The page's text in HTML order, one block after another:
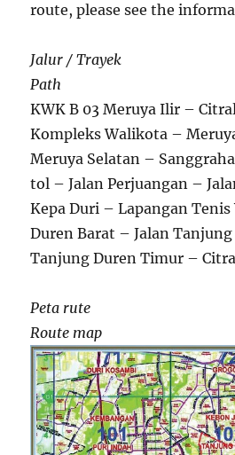
route, please see the
Jalur / Trayek
Path
KWK B 03 Meruya Ilir –
Kompleks Walikota –
Meruya Selatan –
tol – Jalan Perjuangan –
Kepa Duri – Lapangan
Duren Barat – Jalan
Tanjung Duren Timur –
Peta rute
Route map